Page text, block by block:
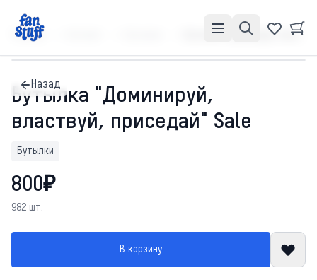
Главная Бутылка "Доминируй, властвуй, приседай" Sale
Назад
Бутылка "Доминируй,
властвуй, приседай" Sale
Бутылки
800₽
982 шт.
В корзину